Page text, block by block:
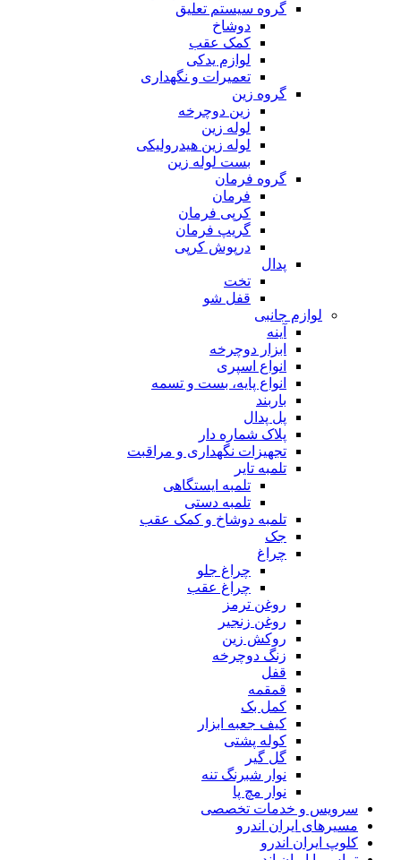
گروه سیستم تعلیق
دوشاخ
کمک عقب
لوازم یدکی
تعمیرات و نگهداری
گروه زین
زین دوچرخه
لوله زین
لوله زین هیدرولیکی
بست لوله زین
گروه فرمان
فرمان
کرپی فرمان
گریپ فرمان
درپوش کرپی
پدال
تخت
قفل شو
لوازم جانبی
آینه
ابزار دوچرخه
انواع اسپری
انواع پایه، بست و تسمه
باربند
پل پدال
پلاک شماره دار
تجهیزات نگهداری و مراقبت
تلمبه تایر
تلمبه ایستگاهی
تلمبه دستی
تلمبه دوشاخ و کمک عقب
جک
چراغ
چراغ جلو
چراغ عقب
روغن ترمز
روغن زنجیر
روکش زین
زنگ دوچرخه
قفل
قمقمه
کمل بک
کیف جعبه ابزار
کوله پشتی
گل گیر
نوار شبرنگ تنه
نوار مچ پا
سرویس و خدمات تخصصی
مسیرهای ایران اندرو
کلوپ ایران اندرو